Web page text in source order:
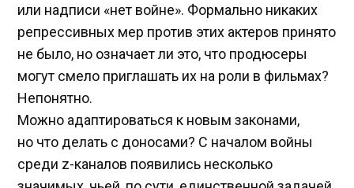
или надписи «нет войне». Формально никаких
репрессивных мер против этих актеров принято
не было, но означает ли это, что продюсеры
могут смело приглашать их на роли в фильмах?
Непонятно.
Можно адаптироваться к новым законами,
но что делать с доносами? С началом войны
среди z-каналов появились несколько